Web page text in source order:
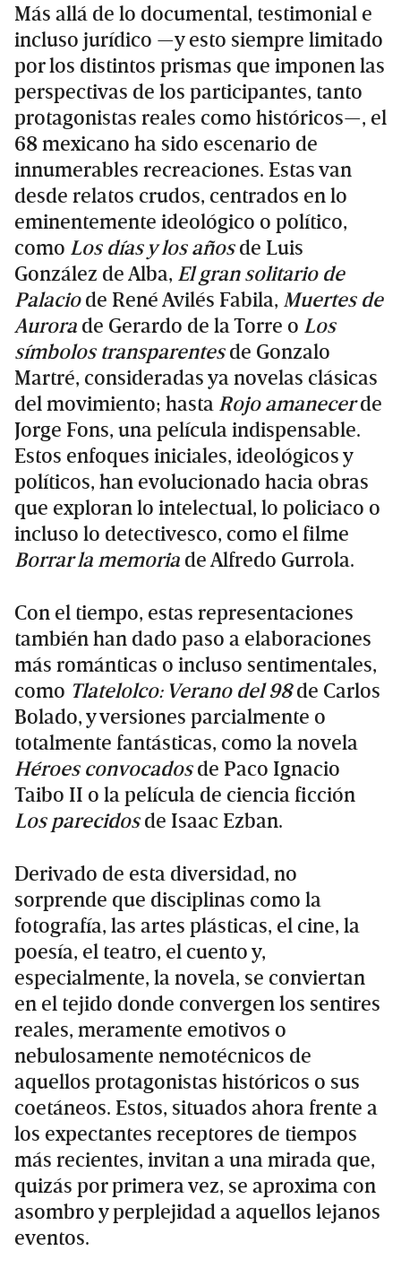
Más allá de lo documental, testimonial e
incluso jurídico —y esto siempre limitado
por los distintos prismas que imponen las
perspectivas de los participantes, tanto
protagonistas reales como históricos—, el
68 mexicano ha sido escenario de
innumerables recreaciones. Estas van
desde relatos crudos, centrados en lo
eminentemente ideológico o político,
como Los días y los añosde Luis
González de Alba, El gran solitario de
Palaciode René Avilés Fabila, Muertes de
Aurora de Gerardo de la Torre o Los
símbolos transparentesde Gonzalo
Martré, consideradas ya novelas clásicas
del movimiento; hasta Rojo amanecerde
Jorge Fons, una película indispensable.
Estos enfoques iniciales, ideológicos y
políticos, han evolucionado hacia obras
que exploran lo intelectual, lo policiaco o
incluso lo detectivesco, como el filme
Borrar la memoria de Alfredo Gurrola.
Con el tiempo, estas representaciones
también han dado paso a elaboraciones
más románticas o incluso sentimentales,
como Tlatelolco: Verano del 98de Carlos
Bolado, y versiones parcialmente o
totalmente fantásticas, como la novela
Héroes convocadosde Paco Ignacio
Taibo II o la película de ciencia ficción
Los parecidosde Isaac Ezban.
Derivado de esta diversidad, no
sorprende que disciplinas como la
fotografía, las artes plásticas, el cine, la
poesía, el teatro, el cuento y,
especialmente, la novela, se conviertan
en el tejido donde convergen los sentires
reales, meramente emotivos o
nebulosamente nemotécnicos de
aquellos protagonistas históricos o sus
coetáneos. Estos, situados ahora frente a
los expectantes receptores de tiempos
más recientes, invitan a una mirada que,
quizás por primera vez, se aproxima con
asombro y perplejidad a aquellos lejanos
eventos.